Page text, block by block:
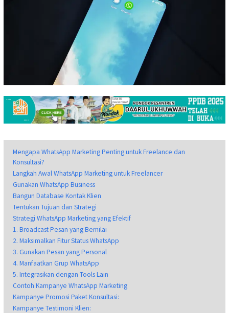
Mengapa WhatsApp Marketing Penting untuk Freelance dan
Konsultasi?
Langkah Awal WhatsApp Marketing untuk Freelancer
Gunakan WhatsApp Business
Bangun Database Kontak Klien
Tentukan Tujuan dan Strategi
Strategi WhatsApp Marketing yang Efektif
1. Broadcast Pesan yang Bernilai
2. Maksimalkan Fitur Status WhatsApp
3. Gunakan Pesan yang Personal
4. Manfaatkan Grup WhatsApp
5. Integrasikan dengan Tools Lain
Contoh Kampanye WhatsApp Marketing
Kampanye Promosi Paket Konsultasi:
Kampanye Testimoni Klien: